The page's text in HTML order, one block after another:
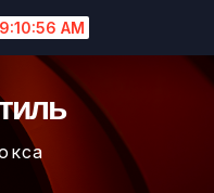
9:10:57 AM